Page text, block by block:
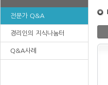
전문가 Q&A
경리인의 지식나눔터
Q&A사례